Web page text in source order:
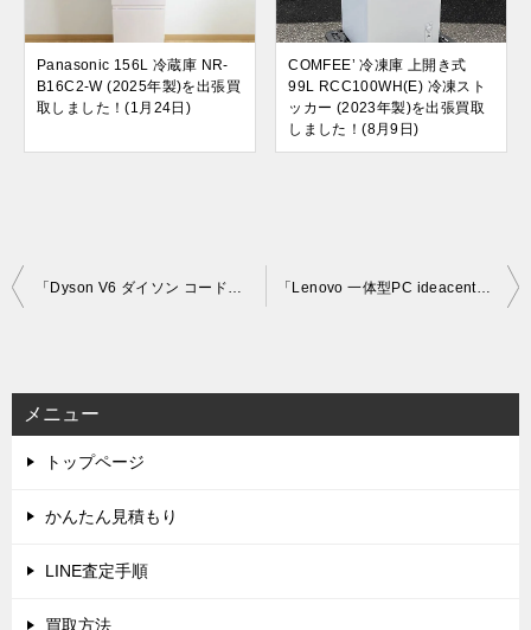
Panasonic 156L 冷蔵庫 NR-
B16C2-W (2025年製)を出張買
取しました！(1月24日)
COMFEE’ 冷凍庫 上開き式
99L RCC100WH(E) 冷凍スト
ッカー (2023年製)を出張買取
しました！(8月9日)
投
ビ
ゲ
ー
シ
「Dyson V6 ダイソン コードレスクリーナー モーターヘッド SV07」を大阪府摂津本店で買取(7月22日) 「Lenovo 一体型PC ideacentre AIO510(F0CB00MXJP)」を大阪市平野区で買取(8月12日)
メニュー
トップページ
かんたん見積もり
LINE査定手順
買取方法